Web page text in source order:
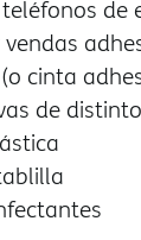
de
cinta
de